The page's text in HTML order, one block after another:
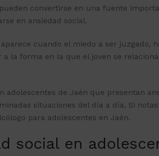
convertirse en una fuente
en ansiedad social.
cuando el miedo a ser
la forma en la que el joven se
adolescentes de Jaén que presentan
situaciones del día a día. Si
para adolescentes en Jaén.
social en